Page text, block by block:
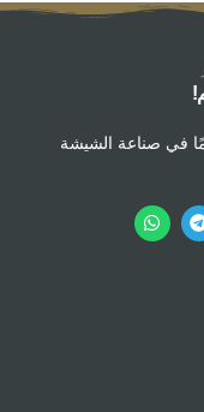
في صناعة الشيشة